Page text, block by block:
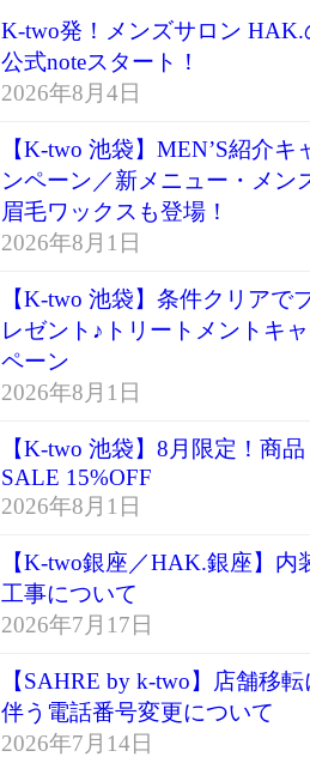
K-two発！メンズサロン HAK.
公式noteスタート！
2026年8月4日
【K-two 池袋】MEN’S紹介キ
ンペーン／新メニュー・メン
眉毛ワックスも登場！
2026年8月1日
【K-two 池袋】条件クリアで
レゼント♪トリートメントキ
ペーン
2026年8月1日
【K-two 池袋】8月限定！商品
SALE 15%OFF
2026年8月1日
【K-two銀座／HAK.銀座】内
工事について
2026年7月17日
【SAHRE by k-two】店舗移転
伴う電話番号変更について
2026年7月14日